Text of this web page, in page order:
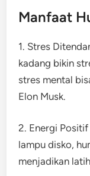
Manfaat
1. Stres
kadang bikin
stres mental
Elon Musk.
2. Energi
lampu disko,
menjadikan